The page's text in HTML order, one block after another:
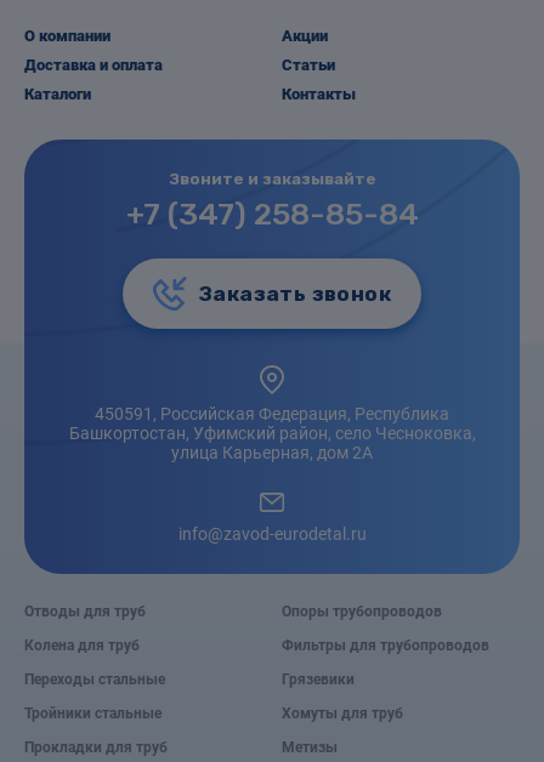
О компании
Доставка и оплата
Каталоги
Акции
Статьи
Контакты
Звоните и заказывайте
+7 (347) 258-85-84
Заказать звонок
450591, Российская Федерация, Республика
Башкортостан, Уфимский район, село Чесноковка,
улица Карьерная, дом 2А
info@zavod-eurodetal.ru
Отводы для труб
Колена для труб
Переходы стальные
Тройники стальные
Прокладки для труб
Опоры трубопроводов
Фильтры для трубопроводов
Грязевики
Хомуты для труб
Метизы